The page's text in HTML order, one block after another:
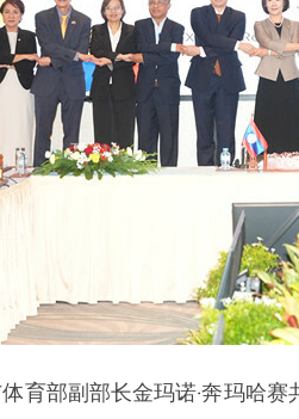
育部副部长金玛诺·奔玛哈